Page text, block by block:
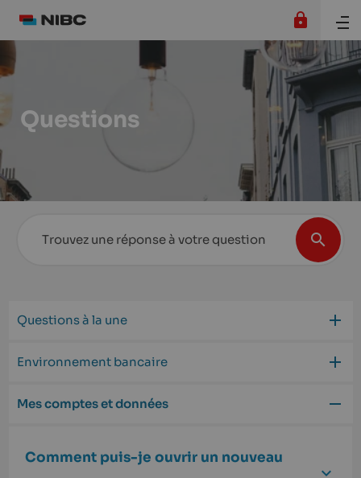
Questions
Questions à la une
Environnement bancaire
Mes comptes et données
Comment puis-je ouvrir un nouveau